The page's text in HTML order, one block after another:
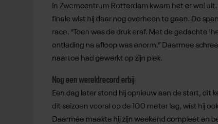
In Zwemcentrum Rotterdam kwam het er wel
finale wist hij daar nog overheen te gaan. De
race. “Toen was de druk eraf. Met de gedachte
ontlading na afloop was enorm.” Daarmee
naartoe had gewerkt op zijn plek.
Nog een wereldrecord erbij
Een dag later stond hij opnieuw aan de start, dit
dit seizoen vooral op de 100 meter lag, wist hij
Daarmee maakte hij zijn weekend compleet en